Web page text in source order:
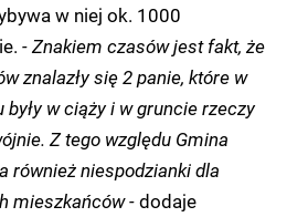
w niej ok. 1000
- Znakiem czasów jest fakt, że
znalazły się 2 panie, które w
w ciąży i w gruncie rzeczy
Z tego względu Gmina
również niespodzianki dla
mieszkańców -dodaje